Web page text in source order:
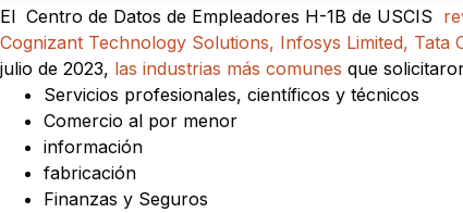
El Centro de Datos de Empleadores H-1B de USCIS
Cognizant Technology Solutions, Infosys Limited,
julio de 2023, las industrias más comunes que
Servicios profesionales, científicos y técnicos
Comercio al por menor
información
fabricación
Finanzas y Seguros